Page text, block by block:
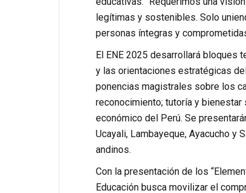
legítimas y sostenibles. Solo
personas íntegras y
El ENE 2025 desarrollará bloques
y las orientaciones estratégicas
ponencias magistrales sobre los
reconocimiento; tutoría y
económico del Perú. Se
Ucayali, Lambayeque, Ayacucho
andinos.
Con la presentación de los
Educación busca movilizar el